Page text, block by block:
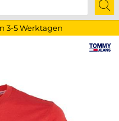
3-5 Werktagen